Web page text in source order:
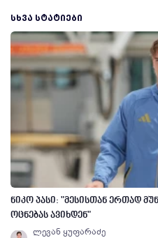
ᲡᲮᲕᲐ ᲡᲢᲐᲢᲘᲔᲑᲘ
ნიკო პასი: "მესისთან ერთად
ოცნებას ავიხდენ"
ლევან ყუფარაძე